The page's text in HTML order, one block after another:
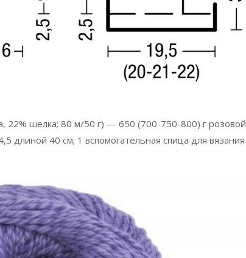
22% шелка; 80 м/50 г) — 650 (700-750-800) г розовой
длиной 40 см; 1 вспомогательная спица для вязания